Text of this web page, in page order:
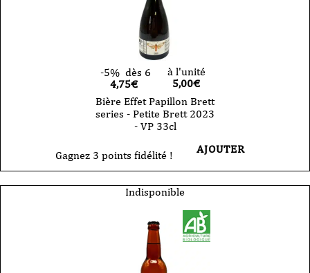
-5% dès 6
4,75€
à l'unité
5,00€
Bière Effet Papillon Brett
series - Petite Brett 2023
- VP 33cl
Gagnez 3 points fidélité ! AJOUTER
Indisponible